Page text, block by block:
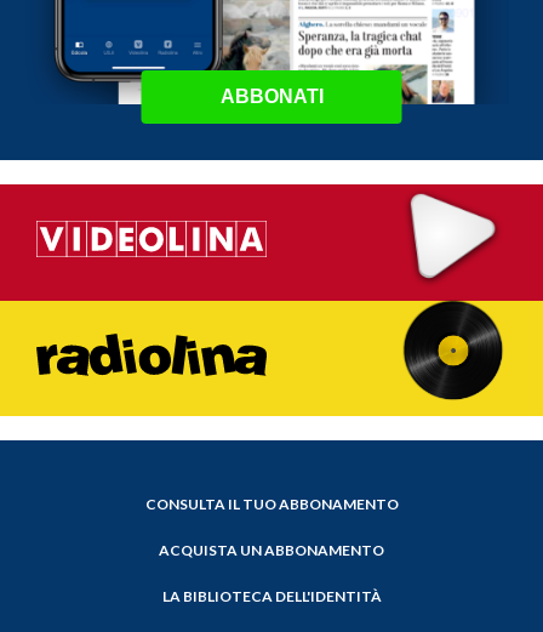
ABBONATI
CONSULTA IL TUO ABBONAMENTO
ACQUISTA UN ABBONAMENTO
LA BIBLIOTECA DELL'IDENTITÀ